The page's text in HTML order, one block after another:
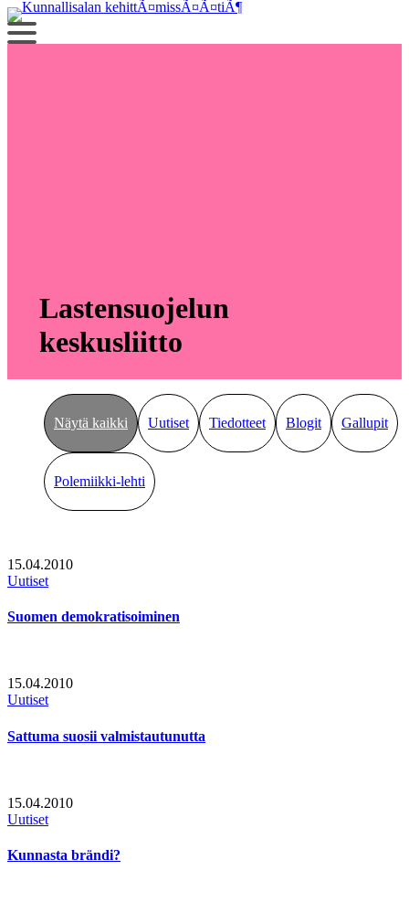
Siirry
sisältöön
Lastensuojelun
keskusliitto
Näytä kaikki Uutiset Tiedotteet Blogit Gallupit
Polemiikki-lehti
15.04.2010
Uutiset
Suomen demokratisoiminen
15.04.2010
Uutiset
Sattuma suosii valmistautunutta
15.04.2010
Uutiset
Kunnasta brändi?